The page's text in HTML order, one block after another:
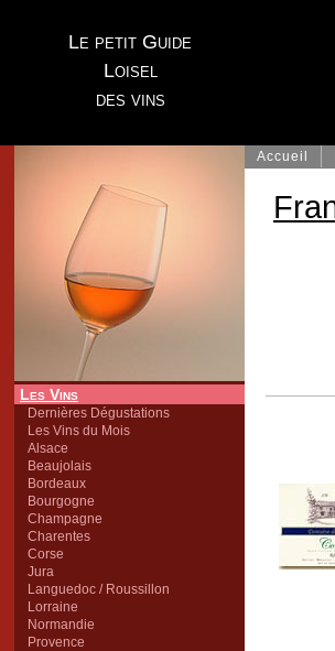
Le petit Guide
Loisel
des vins
Les Vins
Dernières Dégustations
Les Vins du Mois
Alsace
Beaujolais
Bordeaux
Bourgogne
Champagne
Charentes
Corse
Jura
Languedoc / Roussillon
Lorraine
Normandie
Provence
Accueil